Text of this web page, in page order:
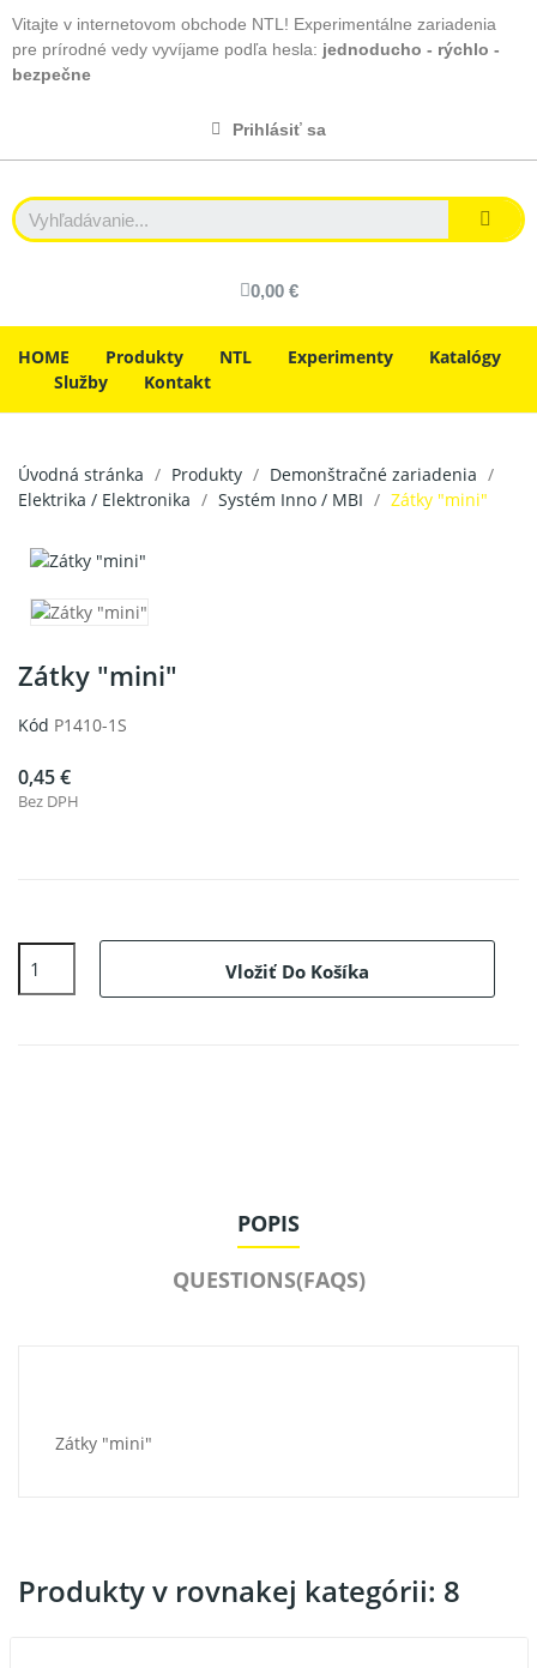
Vitajte v internetovom obchode NTL! Experimentálne zariadenia
pre prírodné vedy vyvíjame podľa hesla: jednoducho - rýchlo -
bezpečne
Prihlásiť sa
0,00 €
HOME Produkty NTL Experimenty
Katalógy
Služby
Kontakt
Úvodná stránka Produkty
Demonštračné zariadenia
Elektrika / Elektronika
Systém Inno / MBI Zátky "mini"
Zátky "mini"
Kód P1410-1S
0,45 €
Bez DPH
Vložiť Do Košíka
POPIS
QUESTIONS(FAQS)
Zátky "mini"
Produkty v rovnakej kategórii: 8